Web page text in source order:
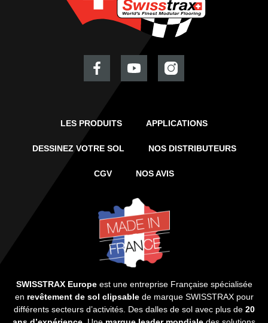
LES PRODUITS APPLICATIONS
DESSINEZ VOTRE SOL NOS DISTRIBUTEURS
CGV NOS AVIS
SWISSTRAX Europeest une entreprise Française spécialisée
en revêtement de sol clipsablede marque SWISSTRAX pour
différents secteurs d’activités. Des dalles de sol avec plus de 20